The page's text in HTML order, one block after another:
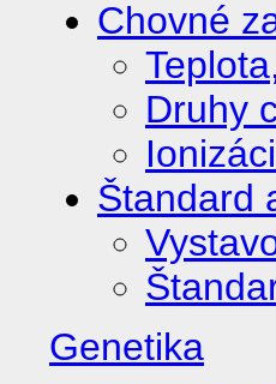
Chovné
Druhy
Štandard
Genetika